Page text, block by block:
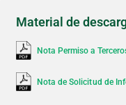
Material de
Nota Permiso a
Nota de Solicitud de